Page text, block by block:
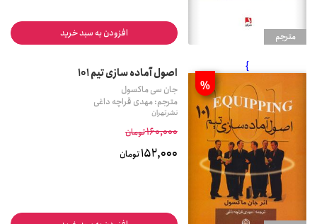
مترجم افزودن به سبد خرید
}
%
اصول آماده سازی تیم 101
جان سی ماکسول
مترجم: مهدی قراچه داغی
نشر تهران
160,000تومان
152,000تومان